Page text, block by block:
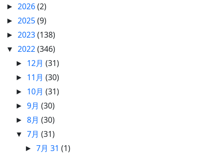
► 2026(2)
► 2025(9)
► 2023(138)
▼ 2022(346)
► 12月(31)
► 11月(30)
► 10月(31)
►9月(30)
►8月(30)
▼7月(31)
►7月 31(1)